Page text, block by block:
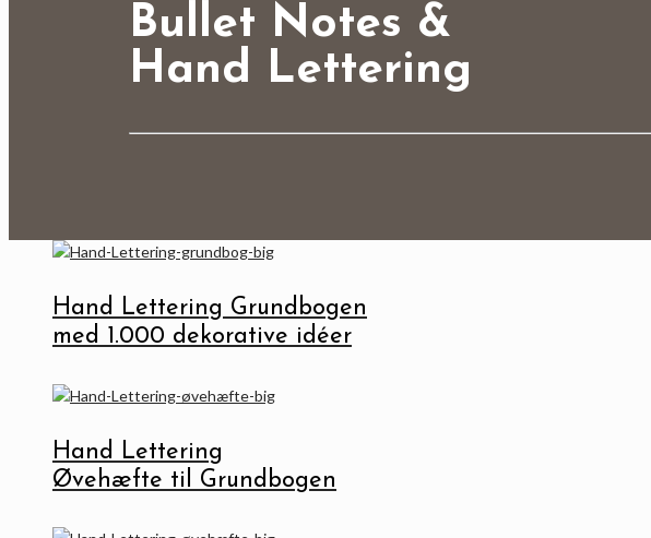
Bullet Notes &
Hand Lettering
Hand Lettering Grundbogen
med 1.000 dekorative idéer
Hand Lettering
Øvehæfte til Grundbogen